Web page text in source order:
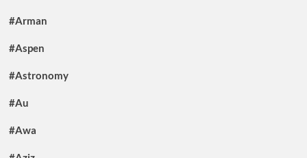
#Arman
#Aspen
#Astronomy
#Au
#Awa